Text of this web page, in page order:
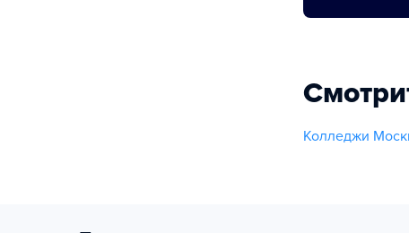
Колледжи